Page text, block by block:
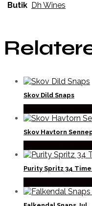
Butik Dh Wines
Skov Dild Snaps
Skov Havtorn
Purity Spritz 34